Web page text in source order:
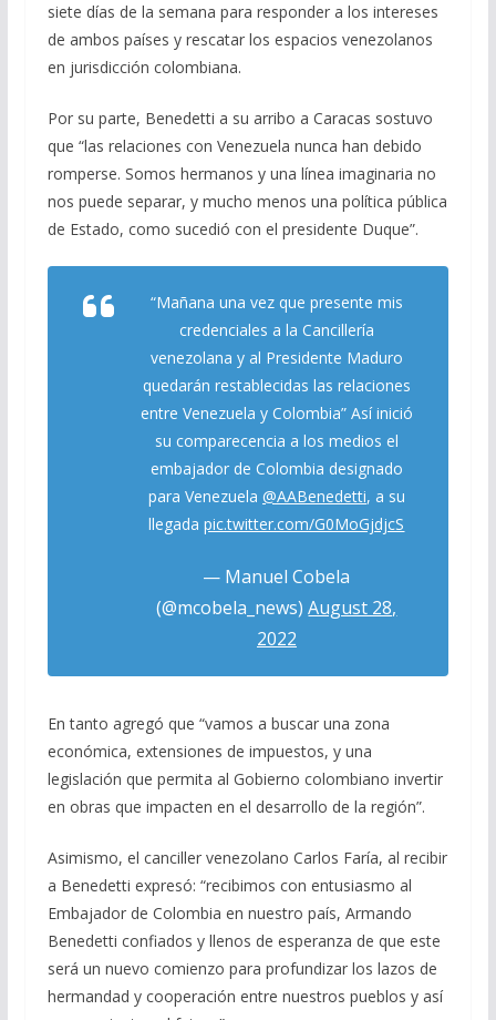
siete días de la semana para responder a los intereses
de ambos países y rescatar los espacios venezolanos
en jurisdicción colombiana.
Por su parte, Benedetti a su arribo a Caracas sostuvo
que “las relaciones con Venezuela nunca han debido
romperse. Somos hermanos y una línea imaginaria no
nos puede separar, y mucho menos una política pública
de Estado, como sucedió con el presidente Duque”.
“Mañana una vez que presente mis
credenciales a la Cancillería
venezolana y al Presidente Maduro
quedarán restablecidas las relaciones
entre Venezuela y Colombia” Así inició
su comparecencia a los medios el
embajador de Colombia designado
para Venezuela @AABenedetti, a su
llegadapic.twitter.com/G0MoGjdjcS
— Manuel Cobela
(@mcobela_news)August 28,
2022
En tanto agregó que “vamos a buscar una zona
económica, extensiones de impuestos, y una
legislación que permita al Gobierno colombiano invertir
en obras que impacten en el desarrollo de la región”.
Asimismo, el canciller venezolano Carlos Faría, al recibir
a Benedetti expresó: “recibimos con entusiasmo al
Embajador de Colombia en nuestro país, Armando
Benedetti confiados y llenos de esperanza de que este
será un nuevo comienzo para profundizar los lazos de
hermandad y cooperación entre nuestros pueblos y así